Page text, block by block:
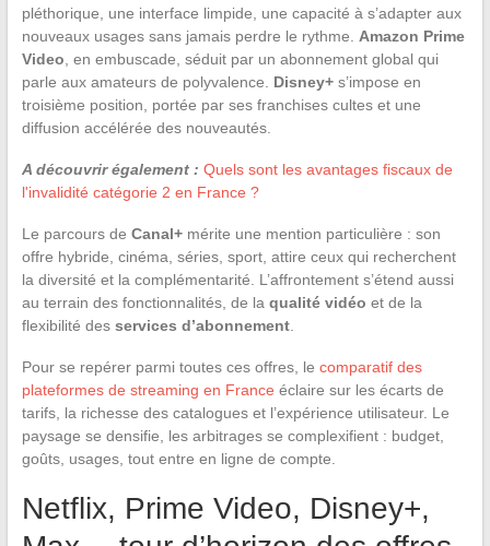
pléthorique, une interface limpide, une capacité à s’adapter aux
nouveaux usages sans jamais perdre le rythme. Amazon Prime
Video , en embuscade, séduit par un abonnement global qui
parle aux amateurs de polyvalence. Disney+s’impose en
troisième position, portée par ses franchises cultes et une
diffusion accélérée des nouveautés.
A découvrir également : Quels sont les avantages fiscaux de
l'invalidité catégorie 2 en France ?
Le parcours de Canal+mérite une mention particulière : son
offre hybride, cinéma, séries, sport, attire ceux qui recherchent
la diversité et la complémentarité. L’affrontement s’étend aussi
au terrain des fonctionnalités, de la qualité vidéo et de la
flexibilité des services d’abonnement.
Pour se repérer parmi toutes ces offres, le comparatif des
plateformes de streaming en France éclaire sur les écarts de
tarifs, la richesse des catalogues et l’expérience utilisateur. Le
paysage se densifie, les arbitrages se complexifient : budget,
goûts, usages, tout entre en ligne de compte.
Netflix, Prime Video, Disney+,